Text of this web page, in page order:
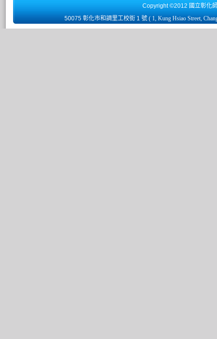
Copyright ©2012 國立彰化
50075 彰化市和調里工校街 1 號 ( 1, Kung Hsiao Street,